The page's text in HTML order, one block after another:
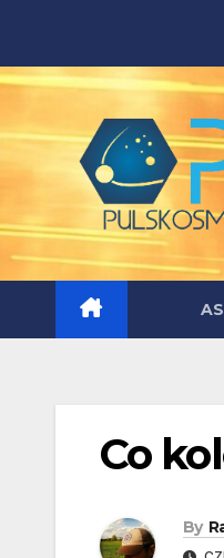
content
Co
By